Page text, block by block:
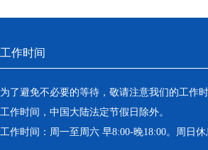
工作时间
为了避免不必要的等待，敬请注意我们的工作
工作时间，中国大陆法定节假日除外。
工作时间：周一至周六 早8:00-晚18:00。周日休